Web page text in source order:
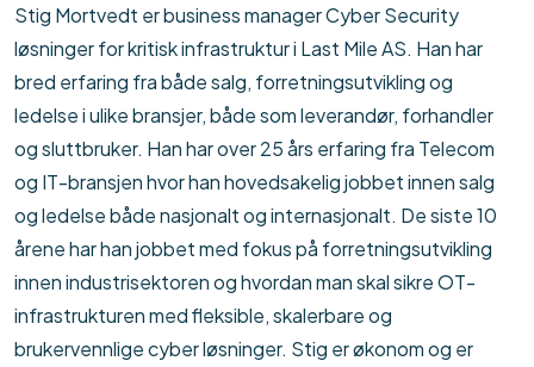
Stig Mortvedt er business manager Cyber Security
løsninger for kritisk infrastruktur i Last Mile AS. Han har
bred erfaring fra både salg, forretningsutvikling og
ledelse i ulike bransjer, både som leverandør, forhandler
og sluttbruker. Han har over 25 års erfaring fra Telecom
og IT-bransjen hvor han hovedsakelig jobbet innen salg
og ledelse både nasjonalt og internasjonalt. De siste 10
årene har han jobbet med fokus på forretningsutvikling
innen industrisektoren og hvordan man skal sikre OT-
infrastrukturen med fleksible, skalerbare og
brukervennlige cyber løsninger. Stig er økonom og er